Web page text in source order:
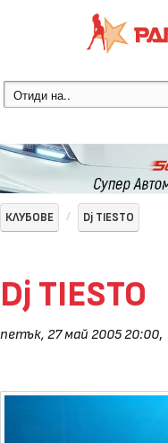
КЛУБОВЕ Dj TIESTO
Dj TIESTO
петък, 27 май 2005 20:00,